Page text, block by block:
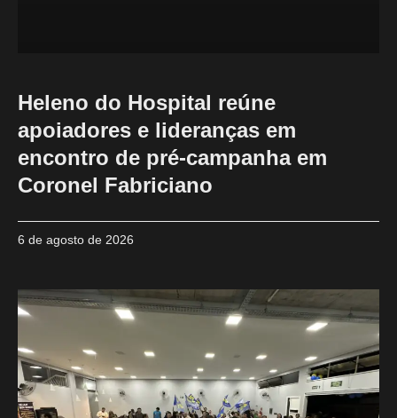
Heleno do Hospital reúne
apoiadores e lideranças em
encontro de pré-campanha em
Coronel Fabriciano
6 de agosto de 2026